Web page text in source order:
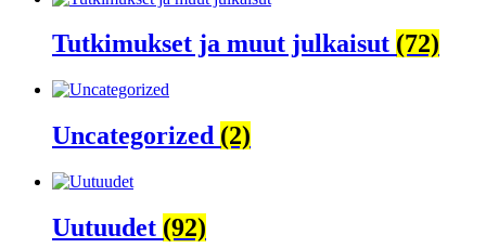
Tutkimukset ja muut julkaisut (72)
Uncategorized (2)
Uutuudet (92)